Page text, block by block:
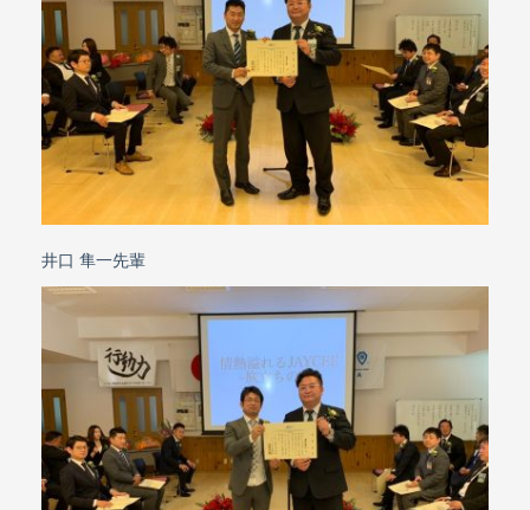
井口 隼一先輩